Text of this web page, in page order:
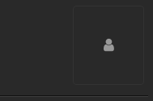
Toggle